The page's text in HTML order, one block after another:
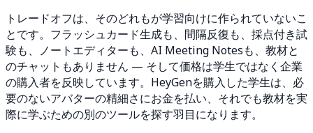
トレードオフは、そのどれもが学習向けに作られていないこ
とです。フラッシュカード生成も、間隔反復も、採点付き試
験も、ノートエディターも、AI Meeting Notesも、教材と
のチャットもありません — そして価格は学生ではなく企業
の購入者を反映しています。HeyGenを購入した学生は、必
要のないアバターの精細さにお金を払い、それでも教材を実
際に学ぶための別のツールを探す羽目になります。